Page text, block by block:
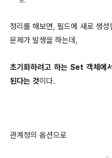
정리를 해보면, 필드에 새로 생
문제가 발생을 하는데,
초기화하려고 하는 Set 객체
된다는 것이다.
관계정의 옵션으로